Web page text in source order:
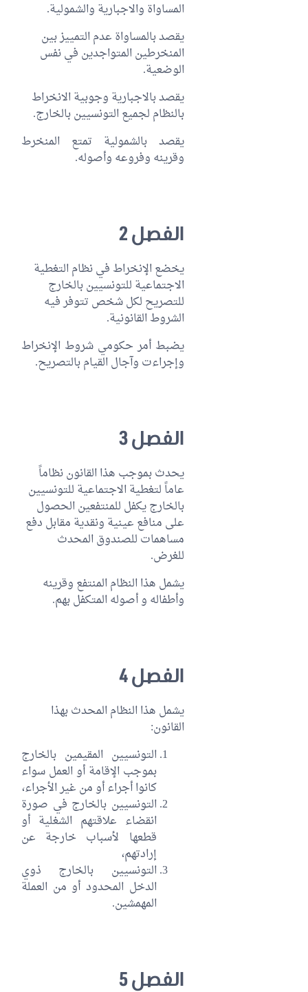
المساواة والاجبارية والشمولية.
يقصد بالمساواة عدم التمييز بين
المنخرطين المتواجدين في نفس
الوضعية.
يقصد بالاجبارية وجوبية الانخراط
بالنظام لجميع التونسيين بالخارج.
يقصد بالشمولية تمتع المنخرط
وقرينه وفروعه وأصوله.
الفصل 2
يخضع الإنخراط في نظام التغطية
الاجتماعية للتونسيين بالخارج
للتصريح لكل شخص تتوفر فيه
الشروط القانونية.
يضبط أمر حكومي شروط الإنخراط
وإجراءت وآجال القيام بالتصريح.
الفصل 3
يحدث بموجب هذا القانون نظاماً
عاماً لتغطية الاجتماعية للتونسيين
بالخارج يكفل للمنتفعين الحصول
على منافع عينية ونقدية مقابل دفع
مساهمات للصندوق المحدث
للغرض.
يشمل هذا النظام المنتفع وقرينه
وأطفاله و أصوله المتكفل بهم.
الفصل 4
يشمل هذا النظام المحدث بهذا
القانون:
التونسيين المقيمين بالخارج
بموجب الإقامة أو العمل سواء
كانوا أجراء أو من غير الأجراء،
التونسيين بالخارج في صورة
انقضاء علاقتهم الشغلية أو
قطعها لأسباب خارجة عن
إرادتهم،
التونسيين بالخارج ذوي
الدخل المحدود أو من العملة
المهمشين.
الفصل 5